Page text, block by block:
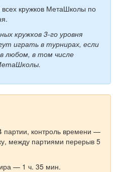
кружков МетаШколы по
кружков 3-го уровня
играть в турнирах, если
любом, в том числе
партии, контроль времени —
между партиями перерыв 5
— 1 ч. 35 мин.